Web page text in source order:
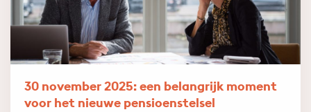
30 november 2025: een belangrijk moment
voor het nieuwe pensioenstelsel